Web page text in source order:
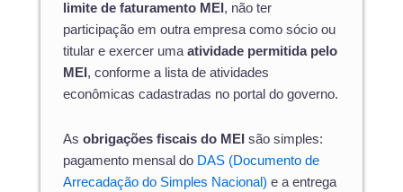
limite de faturamento MEI , não ter
participação em outra empresa como sócio ou
titular e exercer umaatividade permitida pelo
MEI , conforme a lista de atividades
econômicas cadastradas no portal do governo.
As obrigações fiscais do MEI são simples:
pagamento mensal do DAS (Documento de
Arrecadação do Simples Nacional) e a entrega